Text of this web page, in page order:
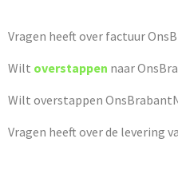
Vragen heeft over factuur
Wilt overstappen naar
Wilt overstappen
Vragen heeft over de levering